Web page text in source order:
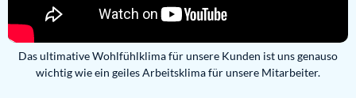
Das ultimative Wohlfühlklima für unsere Kunden ist uns genauso
wichtig wie ein geiles Arbeitsklima für unsere Mitarbeiter.